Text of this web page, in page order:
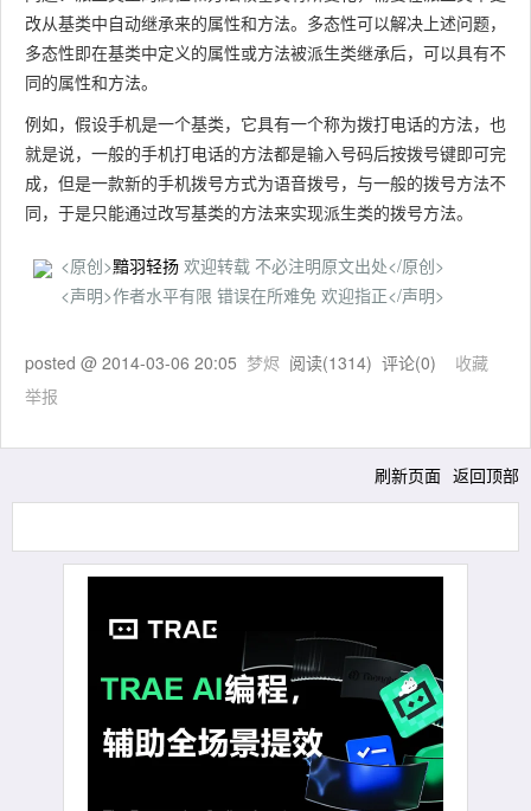
改从基类中自动继承来的属性和方法。多态性可以解决上述问题，
多态性即在基类中定义的属性或方法被派生类继承后，可以具有不
同的属性和方法。
例如，假设手机是一个基类，它具有一个称为拨打电话的方法，也
就是说，一般的手机打电话的方法都是输入号码后按拨号键即可完
成，但是一款新的手机拨号方式为语音拨号，与一般的拨号方法不
同，于是只能通过改写基类的方法来实现派生类的拨号方法。
<原创>黯羽轻扬 欢迎转载 不必注明原文出处</原创>
<声明>作者水平有限 错误在所难免 欢迎指正</声明>
posted @ 2014-03-06 20:05 梦烬 阅读(1314) 评论(0) 收藏
举报
刷新页面 返回顶部